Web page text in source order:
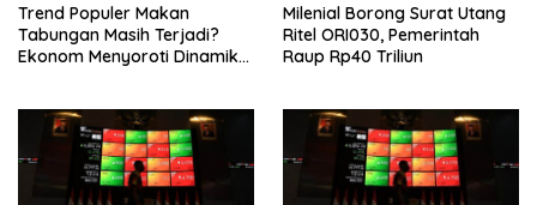
Trend Populer Makan
Tabungan Masih Terjadi?
Ekonom Menyoroti Dinamika
Milenial Borong Surat Utang
Ritel ORI030, Pemerintah
Raup Rp40 Triliun